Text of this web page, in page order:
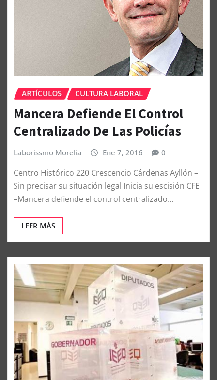
ARTÍCULOS CULTURA LABORAL
Mancera Defiende El Control
Centralizado De Las Policías
Laborissmo Morelia Ene 7, 2016 0
Centro Histórico 220 Crescencio Cárdenas Ayllón –
Sin precisar su situación legal Inicia su escisión CFE
–Mancera defiende el control centralizado…
LEER MÁS